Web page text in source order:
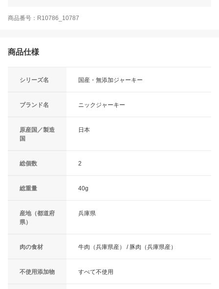
商品番号：R10786_10787
商品仕様
シリーズ名 国産・無添加ジャーキー
ブランド名 ニックジャーキー
原産国／製造
国
日本
総個数 2
総重量 40g
産地（都道府
県）
兵庫県
肉の食材 牛肉（兵庫県産） / 豚肉（兵庫県産）
不使用添加物 すべて不使用